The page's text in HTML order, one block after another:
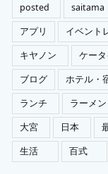
posted
saitama
アプリ
イベント
キヤノン
ケータ
ブログ
ホテル・
ランチ
ラーメン
大宮
日本
生活
百式